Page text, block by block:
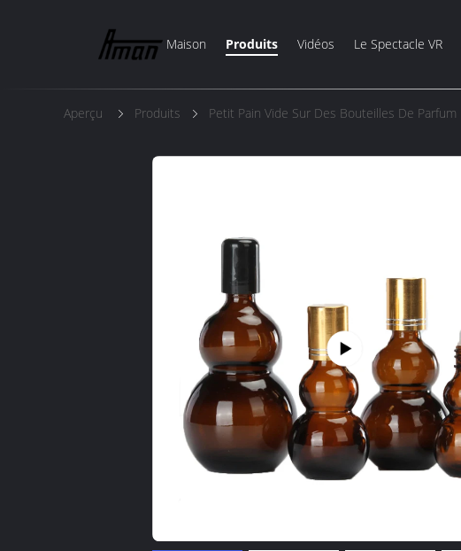
Maison Produits Vidéos Le Spectacle VR
Aperçu Produits Petit Pain Vide Sur Des Bouteilles De Parfum